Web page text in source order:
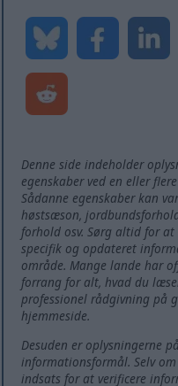
Denne side indeholder
egenskaber ved en eller
Sådanne egenskaber kan
høstsæson,
forhold osv. Sørg altid for
specifik og opdateret
område. Mange lande har
forrang for alt, hvad du
professionel rådgivning på
hjemmeside.
Desuden er oplysningerne
informationsformål. Selv
indsats for at verificere